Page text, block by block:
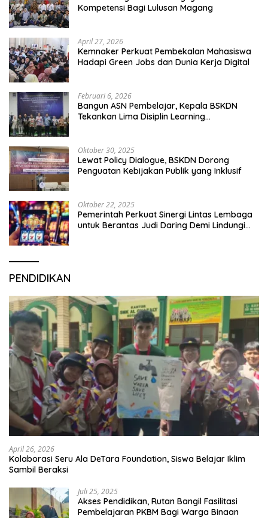
Kompetensi Bagi Lulusan Magang
April 27, 2026
Kemnaker Perkuat Pembekalan Mahasiswa
Hadapi Green Jobs dan Dunia Kerja Digital
Februari 6, 2026
Bangun ASN Pembelajar, Kepala BSKDN
Tekankan Lima Disiplin Learning
Oktober 30, 2025
Lewat Policy Dialogue, BSKDN Dorong
Penguatan Kebijakan Publik yang Inklusif
Oktober 22, 2025
Pemerintah Perkuat Sinergi Lintas Lembaga
untuk Berantas Judi Daring Demi Lindungi
PENDIDIKAN
April 26, 2026
Kolaborasi Seru Ala DeTara Foundation, Siswa Belajar Iklim
Sambil Beraksi
Juli 25, 2025
Akses Pendidikan, Rutan Bangil Fasilitasi
Pembelajaran PKBM Bagi Warga Binaan